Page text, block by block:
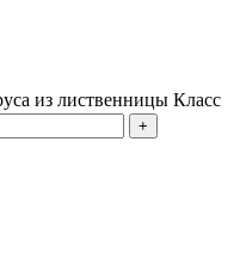
из лиственницы Класс